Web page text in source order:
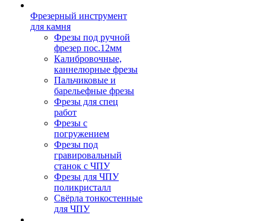
Фрезерный инструмент
для камня
Фрезы под ручной
фрезер пос.12мм
Калибровочные,
каннелюрные фрезы
Пальчиковые и
барельефные фрезы
Фрезы для спец
работ
Фрезы с
погружением
Фрезы под
гравировальный
станок с ЧПУ
Фрезы для ЧПУ
поликристалл
Свёрла тонкостенные
для ЧПУ